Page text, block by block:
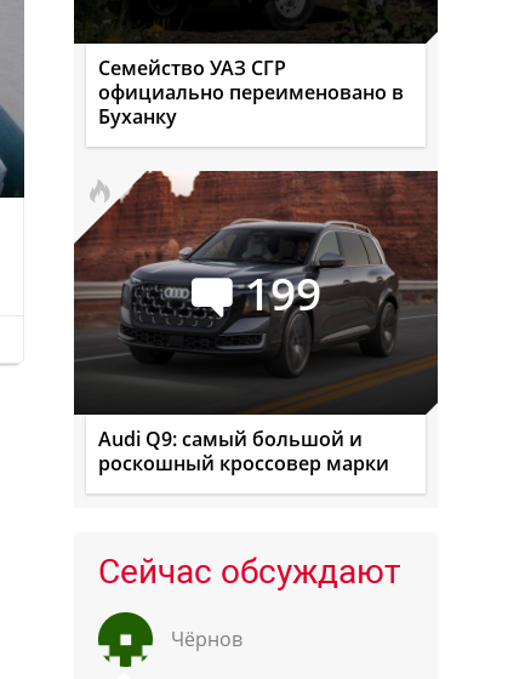
Семейство УАЗ СГР
официально переименовано в
Буханку
199
Audi Q9: самый большой и
роскошный кроссовер марки
Сейчас обсуждают
Чёрнов